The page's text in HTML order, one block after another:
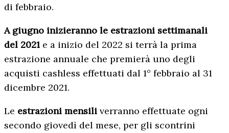
di febbraio.
A giugno inizieranno le estrazioni settimanali
del 2021 e a inizio del 2022 si terrà la prima
estrazione annuale che premierà uno degli
acquisti cashless effettuati dal 1° febbraio al 31
dicembre 2021.
Le estrazioni mensili verranno effettuate ogni
secondo giovedì del mese, per gli scontrini